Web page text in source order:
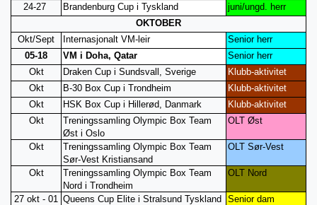
24-27
Brandenburg Cup i Tyskland
juni/ungd. herr
OKTOBER
Okt/Sept
Internasjonalt VM-leir
Senior herr
05-18
VM i Doha, Qatar
Senior herr
Okt
Draken Cup i Sundsvall, Sverige
Klubb-aktivitet
Okt
B-30 Box Cup i Trondheim
Klubb-aktivitet
Okt
HSK Box Cup i Hillerød, Danmark
Klubb-aktivitet
Okt
Treningssamling Olympic Box Team
Øst i Oslo
OLT Øst
Okt
Treningssamling Olympic Box Team
Sør-Vest Kristiansand
OLT Sør-Vest
Okt
Treningssamling Olympic Box Team
Nord i Trondheim
OLT Nord
27 okt - 01 Queens Cup Elite i Stralsund Tyskland Senior dam